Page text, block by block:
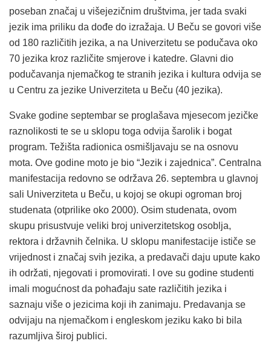
poseban značaj u višejezičnim društvima, jer tada svaki
jezik ima priliku da dođe do izražaja. U Beču se govori više
od 180 različitih jezika, a na Univerzitetu se podučava oko
70 jezika kroz različite smjerove i katedre. Glavni dio
podučavanja njemačkog te stranih jezika i kultura odvija se
u Centru za jezike Univerziteta u Beču (40 jezika).
Svake godine septembar se proglašava mjesecom jezičke
raznolikosti te se u sklopu toga odvija šarolik i bogat
program. Težišta radionica osmišljavaju se na osnovu
mota. Ove godine moto je bio “Jezik i zajednica”. Centralna
manifestacija redovno se održava 26. septembra u glavnoj
sali Univerziteta u Beču, u kojoj se okupi ogroman broj
studenata (otprilike oko 2000). Osim studenata, ovom
skupu prisustvuje veliki broj univerzitetskog osoblja,
rektora i državnih čelnika. U sklopu manifestacije ističe se
vrijednost i značaj svih jezika, a predavači daju upute kako
ih održati, njegovati i promovirati. I ove su godine studenti
imali mogućnost da pohađaju sate različitih jezika i
saznaju više o jezicima koji ih zanimaju. Predavanja se
odvijaju na njemačkom i engleskom jeziku kako bi bila
razumljiva široj publici.